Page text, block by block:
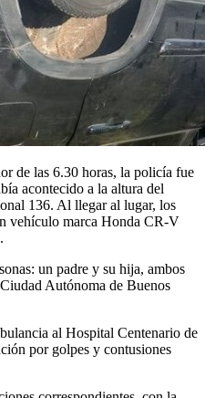
de las 6.30 horas, la policía fue
acontecido a la altura del
136. Al llegar al lugar, los
vehículo marca Honda CR-V
un padre y su hija, ambos
Autónoma de Buenos
al Hospital Centenario de
por golpes y contusiones